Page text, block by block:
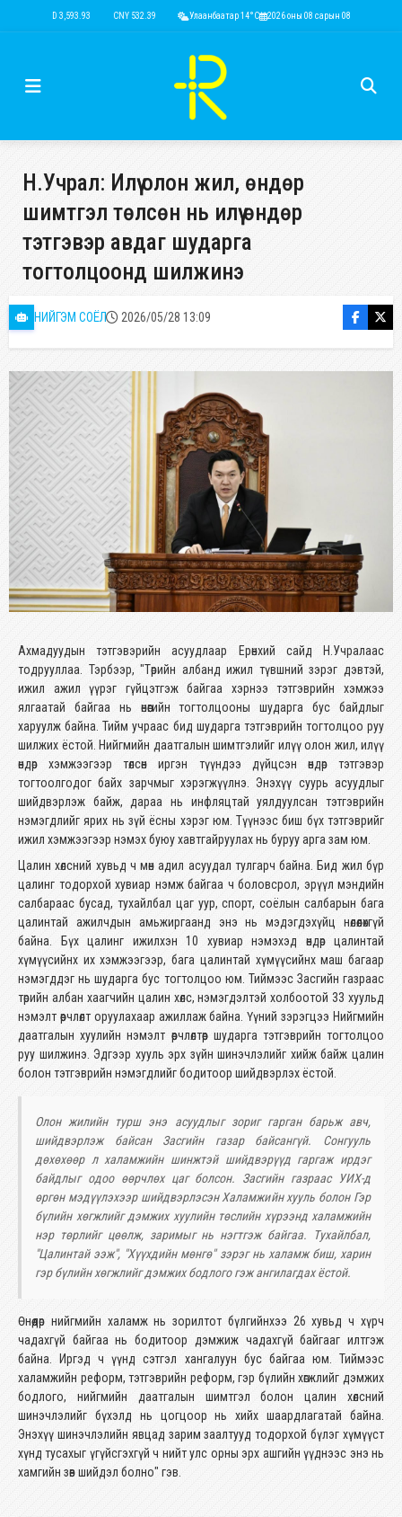
USD 3,593.93 CNY 532.39 RUB 44.15 EUR 4,149.01 KRW 2.52
Улаанбаатар 14°C 2026 оны 08 сарын 08
Н.Учрал: Илүү олон жил, өндөр
шимтгэл төлсөн нь илүү өндөр
тэтгэвэр авдаг шударга
тогтолцоонд шилжинэ
НИЙГЭМ СОЁЛ 2026/05/28 13:09
Ахмадуудын тэтгэвэрийн асуудлаар Ерөнхий сайд Н.Учралаас
тодрууллаа. Тэрбээр, "Төрийн албанд ижил түвшний зэрэг дэвтэй,
ижил ажил үүрэг гүйцэтгэж байгаа хэрнээ тэтгэврийн хэмжээ
ялгаатай байгаа нь өнөөгийн тогтолцооны шударга бус байдлыг
харуулж байна. Тийм учраас бид шударга тэтгэврийн тогтолцоо руу
шилжих ёстой. Нийгмийн даатгалын шимтгэлийг илүү олон жил, илүү
өндөр хэмжээгээр төлсөн иргэн түүндээ дүйцсэн өндөр тэтгэвэр
тогтоолгодог байх зарчмыг хэрэгжүүлнэ. Энэхүү суурь асуудлыг
шийдвэрлэж байж, дараа нь инфляцтай уялдуулсан тэтгэврийн
нэмэгдлийг ярих нь зүй ёсны хэрэг юм. Түүнээс биш бүх тэтгэврийг
ижил хэмжээгээр нэмэх буюу хавтгайруулах нь буруу арга зам юм.
Цалин хөлсний хувьд ч мөн адил асуудал тулгарч байна. Бид жил бүр
цалинг тодорхой хувиар нэмж байгаа ч боловсрол, эрүүл мэндийн
салбараас бусад, тухайлбал цаг уур, спорт, соёлын салбарын бага
цалинтай ажилчдын амьжиргаанд энэ нь мэдэгдэхүйц нөлөөлөхгүй
байна. Бүх цалинг ижилхэн 10 хувиар нэмэхэд өндөр цалинтай
хүмүүсийнх их хэмжээгээр, бага цалинтай хүмүүсийнх маш багаар
нэмэгддэг нь шударга бус тогтолцоо юм. Тиймээс Засгийн газраас
төрийн албан хаагчийн цалин хөлс, нэмэгдэлтэй холбоотой 33 хуульд
нэмэлт өөрчлөлт оруулахаар ажиллаж байна. Үүний зэрэгцээ Нийгмийн
даатгалын хуулийн нэмэлт өөрчлөлтөөр шударга тэтгэврийн тогтолцоо
руу шилжинэ. Эдгээр хууль эрх зүйн шинэчлэлийг хийж байж цалин
болон тэтгэврийн нэмэгдлийг бодитоор шийдвэрлэх ёстой.
Олон жилийн турш энэ асуудлыг зориг гарган барьж авч,
шийдвэрлэж байсан Засгийн газар байсангүй. Сонгууль
дөхөхөөр л халамжийн шинжтэй шийдвэрүүд гаргаж ирдэг
байдлыг одоо өөрчлөх цаг болсон. Засгийн газраас УИХ-д
өргөн мэдүүлэхээр шийдвэрлэсэн Халамжийн хууль болон Гэр
бүлийн хөгжлийг дэмжих хуулийн төслийн хүрээнд халамжийн
нэр төрлийг цөөлж, заримыг нь нэгтгэж байгаа. Тухайлбал,
"Цалинтай ээж", "Хүүхдийн мөнгө" зэрэг нь халамж биш, харин
гэр бүлийн хөгжлийг дэмжих бодлого гэж ангилагдах ёстой.
Өнөөдөр нийгмийн халамж нь зорилтот бүлгийнхээ 26 хувьд ч хүрч
чадахгүй байгаа нь бодитоор дэмжиж чадахгүй байгааг илтгэж
байна. Иргэд ч үүнд сэтгэл хангалуун бус байгаа юм. Тиймээс
халамжийн реформ, тэтгэврийн реформ, гэр бүлийн хөгжлийг дэмжих
бодлого, нийгмийн даатгалын шимтгэл болон цалин хөлсний
шинэчлэлийг бүхэлд нь цогцоор нь хийх шаардлагатай байна.
Энэхүү шинэчлэлийн явцад зарим заалтууд тодорхой бүлэг хүмүүст
хүнд тусахыг үгүйсгэхгүй ч нийт улс орны эрх ашгийн үүднээс энэ нь
хамгийн зөв шийдэл болно" гэв.